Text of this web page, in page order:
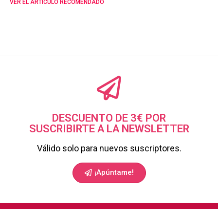
VER EL ARTÍCULO RECOMENDADO
DESCUENTO DE 3€ POR
SUSCRIBIRTE A LA NEWSLETTER
Válido solo para nuevos suscriptores.
¡Apúntame!